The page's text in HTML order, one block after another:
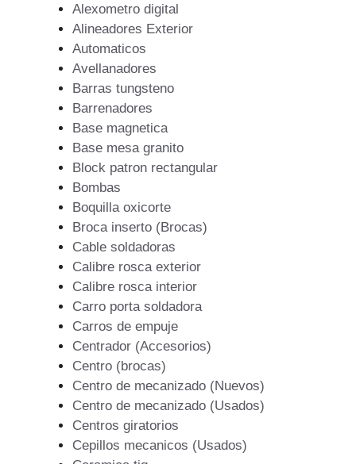
Alexometro digital
Alineadores Exterior
Automaticos
Avellanadores
Barras tungsteno
Barrenadores
Base magnetica
Base mesa granito
Block patron rectangular
Bombas
Boquilla oxicorte
Broca inserto (Brocas)
Cable soldadoras
Calibre rosca exterior
Calibre rosca interior
Carro porta soldadora
Carros de empuje
Centrador (Accesorios)
Centro (brocas)
Centro de mecanizado (Nuevos)
Centro de mecanizado (Usados)
Centros giratorios
Cepillos mecanicos (Usados)